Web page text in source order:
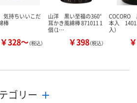
持ちいいこだ
棒
￥328～（税込）
山洋 黒い至福の360°
耳かき風綿棒 871011 1
個（1…
￥398（税込）
COCORO
本入
入）
ゴリー